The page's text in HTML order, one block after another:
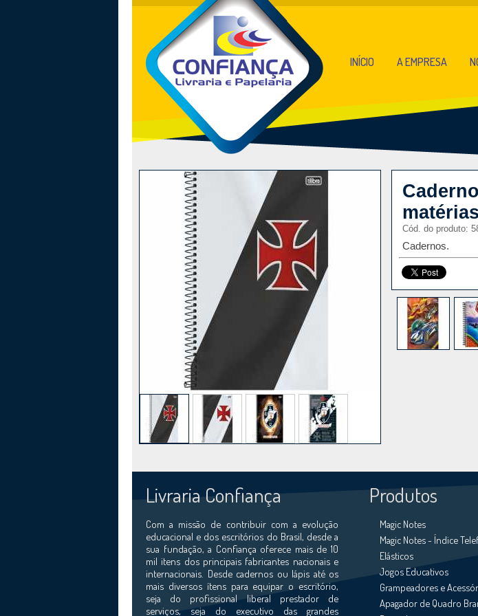
INÍCIO A EMPRESA
matérias
Cód. do produto:
Cadernos.
Livraria Confiança
Com a missão de contribuir com a evolução
educacional e dos escritórios do Brasil, desde a
sua fundação, a Confiança oferece mais de 10
mil itens dos principais fabricantes nacionais e
internacionais. Desde cadernos ou lápis até os
mais diversos ítens para equipar o escritório,
seja do profissional liberal prestador de
serviços, seja do executivo das grandes
Produtos
Magic Notes
Magic Notes - Índice
Elásticos
Jogos Educativos
Grampeadores e
Apagador de Quadro